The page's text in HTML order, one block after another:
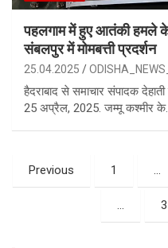
पहलगाम में हुए आतंकी हमले
संबलपुर में मोमबत्ती प्रदर्शन
25.04.2025
हैदराबाद से समाचार संपादक देहाती
25 अप्रैल, 2025. जम्मू कश्मीर
Posts
pagination
Previous 1 …
…